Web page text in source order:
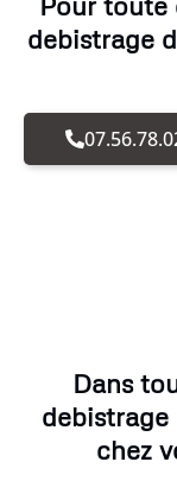
debistrage
Dans
debistrage
chez